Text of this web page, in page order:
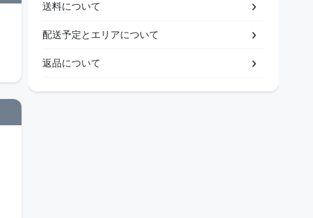
送料について
配送予定とエリアについて
返品について